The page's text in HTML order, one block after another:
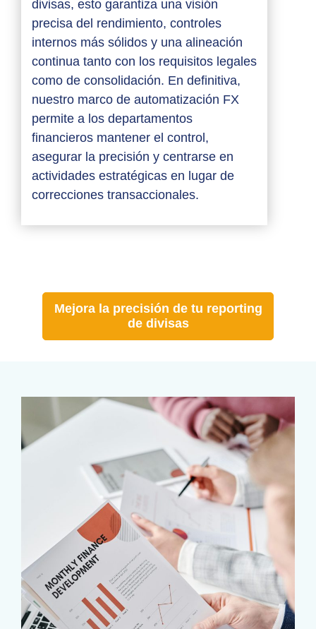
divisas, esto garantiza una visión
precisa del rendimiento, controles
internos más sólidos y una alineación
continua tanto con los requisitos legales
como de consolidación. En definitiva,
nuestro marco de automatización FX
permite a los departamentos
financieros mantener el control,
asegurar la precisión y centrarse en
actividades estratégicas en lugar de
correcciones transaccionales.
Mejora la precisión de tu reporting
de divisas